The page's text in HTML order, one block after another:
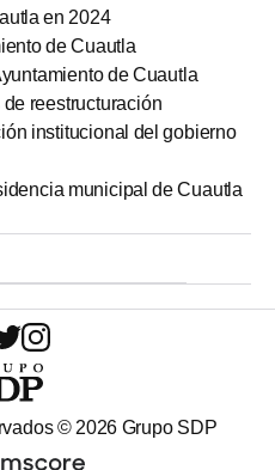
en 2024
de Cuautla
de Cuautla
reestructuración
institucional del gobierno
municipal de Cuautla
© 2026 Grupo SDP